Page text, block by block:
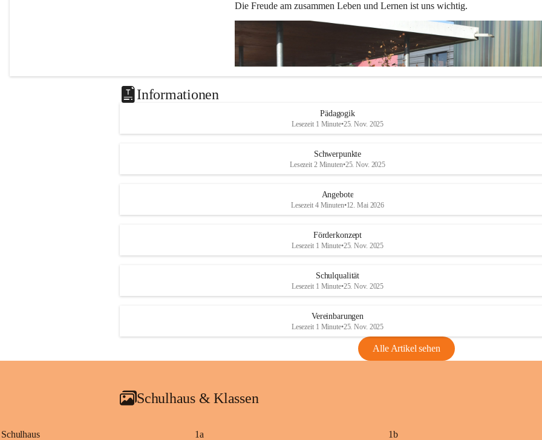
Die Freude am zusammen Leben und Lernen ist uns wichtig.
Informationen
Pädagogik
Lesezeit 1 Minute•25. Nov. 2025
Schwerpunkte
Lesezeit 2 Minuten•25. Nov. 2025
Angebote
Lesezeit 4 Minuten•12. Mai 2026
Förderkonzept
Lesezeit 1 Minute•25. Nov. 2025
Schulqualität
Lesezeit 1 Minute•25. Nov. 2025
Vereinbarungen
Lesezeit 1 Minute•25. Nov. 2025
Alle Artikel sehen
Schulhaus & Klassen
Schulhaus 1a 1b